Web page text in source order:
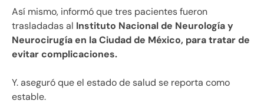
Así mismo, informó que tres pacientes fueron
trasladadas al Instituto Nacional de Neurología y
Neurocirugía en la Ciudad de México, para tratar de
evitar complicaciones.
Y. aseguró que el estado de salud se reporta como
estable.